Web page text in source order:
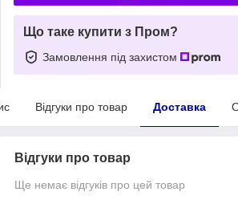
Що таке купити з Пром?
Замовлення під захистом
Відгуки про товар Доставка
Відгуки про товар
Ще немає відгуків про цей товар